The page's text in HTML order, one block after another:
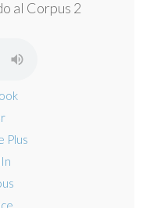
al Corpus 2